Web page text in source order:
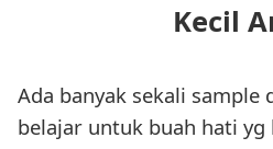
Kecil
Ada banyak sekali sample
belajar untuk buah hati yg